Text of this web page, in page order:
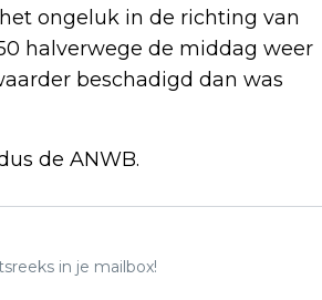
ongeluk in de richting van
halverwege de middag weer
beschadigd dan was
de ANWB.
in je mailbox!